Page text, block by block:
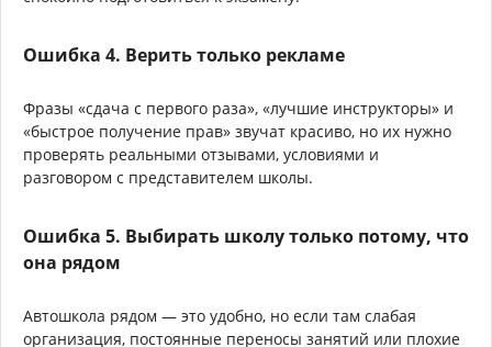
Ошибка 4. Верить только рекламе
Фразы «сдача с первого раза», «лучшие инструкторы» и
«быстрое получение прав» звучат красиво, но их нужно
проверять реальными отзывами, условиями и
разговором с представителем школы.
Ошибка 5. Выбирать школу только потому, что
она рядом
Автошкола рядом — это удобно, но если там слабая
организация, постоянные переносы занятий или плохие